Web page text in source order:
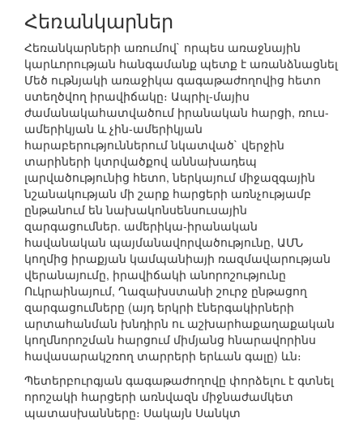
Հեռանկարներ
Հեռանկարների առումով` որպես առաջնային
կարևորության հանգամանք պետք է առանձնացնել
Մեծ ութնյակի առաջիկա գագաթաժողովից հետո
ստեղծվող իրավիճակը։ Ապրիլ-մայիս
ժամանակահատվածում իրանական հարցի, ռուս-
ամերիկյան և չին-ամերիկյան
հարաբերություններում նկատված` վերջին
տարիների կտրվածքով աննախադեպ
լարվածությունից հետո, ներկայում միջազգային
նշանակության մի շարք հարցերի առնչությամբ
ընթանում են նախակոնսենսուսային
զարգացումներ. ամերիկա-իրանական
հավանական պայմանավորվածությունը, ԱՄՆ
կողմից իրաքյան կամպանիայի ռազմավարության
վերանայումը, իրավիճակի անորոշությունը
Ուկրաինայում, Ղազախստանի շուրջ ընթացող
զարգացումները (այդ երկրի էներգակիրների
արտահանման խնդիրն ու աշխարհաքաղաքական
կողմնորոշման հարցում միմյանց հնարավորինս
հավասարակշռող տարրերի երևան գալը) ևն։
Պետերբուրգյան գագաթաժողովը փորձելու է գտնել
որոշակի հարցերի առնվազն միջնաժամկետ
պատասխանները։ Սակայն Սանկտ